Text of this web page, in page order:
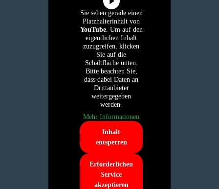
Sie sehen gerade einen
Platzhalterinhalt von
YouTube. Um auf den
eigentlichen Inhalt
zuzugreifen, klicken
Sie auf die
Schaltfläche unten.
Bitte beachten Sie,
dass dabei Daten an
Drittanbieter
weitergegeben
werden.
Mehr Informationen
Inhalt
entsperren
Erforderlichen
Service
akzeptieren